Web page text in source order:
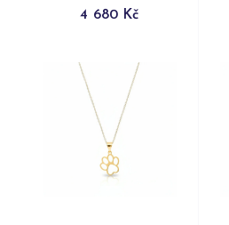
4 680 Kč